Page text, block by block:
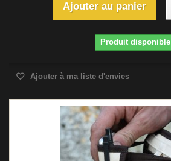
Ajouter au panier
Produit disponible
Ajouter à ma liste d'envies